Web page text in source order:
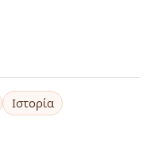
Ιστορία